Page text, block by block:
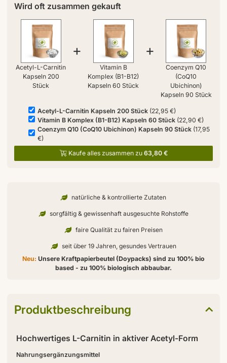
Wird oft zusammen gekauft
Acetyl-L-Carnitin
Kapseln 200
Stück
+
Vitamin B
Komplex (B1-B12)
Kapseln 60 Stück
+
Coenzym Q10
(CoQ10
Ubichinon)
Kapseln 90 Stück
Acetyl-L-Carnitin Kapseln 200 Stück(22,95 €)
Vitamin B Komplex (B1-B12) Kapseln 60 Stück(22,90 €)
Coenzym Q10 (CoQ10 Ubichinon) Kapseln 90 Stück(17,95
€)
Kaufe alles zusammen zu 63,80 €
natürliche & kontrollierte Zutaten
sorgfältig & gewissenhaft ausgesuchte Rohstoffe
faire Qualität zu fairen Preisen
seit über 19 Jahren, gesundes Vertrauen
Neu: Unsere Kraftpapierbeutel (Doypacks) sind zu 100% bio
based - zu 100% biologisch abbaubar.
Produktbeschreibung
Hochwertiges L-Carnitin in aktiver Acetyl-Form
Nahrungsergänzungsmittel